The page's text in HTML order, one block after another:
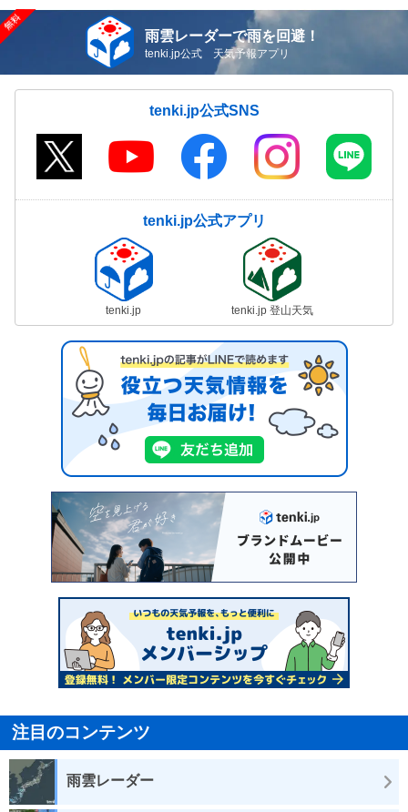
雨雲レーダーで雨を回避！
tenki.jp公式 天気予報アプリ
tenki.jp公式SNS
tenki.jp公式アプリ
tenki.jp tenki.jp 登山天気
注目のコンテンツ
雨雲レーダー